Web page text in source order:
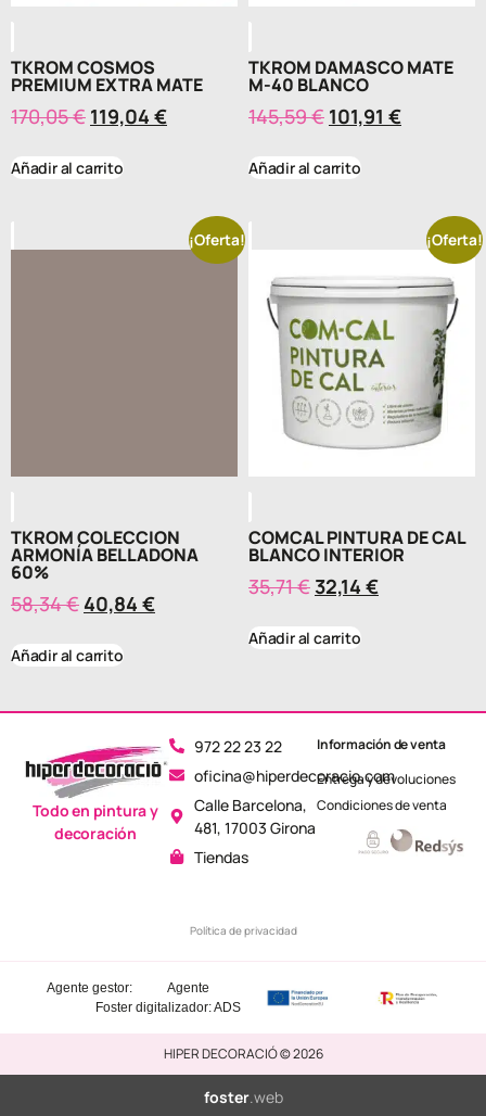
TKROM COSMOS
PREMIUM EXTRA MATE
170,05€ 119,04 €
Añadir al carrito
TKROM DAMASCO MATE
M-40 BLANCO
145,59€ 101,91 €
Añadir al carrito
¡Oferta!
TKROM COLECCION
ARMONÍA BELLADONA
60%
58,34€ 40,84 €
Añadir al carrito
¡Oferta!
COMCAL PINTURA DE CAL
BLANCO INTERIOR
35,71€ 32,14 €
Añadir al carrito
972 22 23 22
oficina@hiperdecoracio.com
Calle Barcelona, ​​
481, 17003 Girona
Tiendas
Política de privacidad
Todo en pintura y
decoración
Información de venta
Entrega y devoluciones
Condiciones de venta
Agente
digitalizador: ADS
Agente gestor:
Foster
HIPER DECORACIÓ © 2026
foster.web